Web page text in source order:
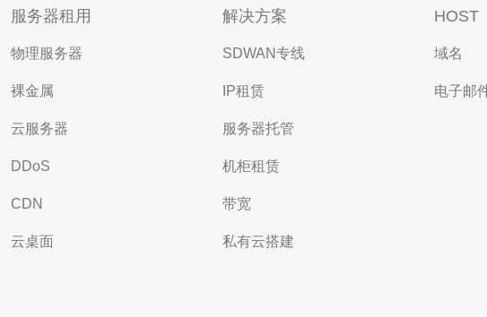
服务器租用
物理服务器
裸金属
云服务器
DDoS
CDN
云桌面
解决方案
SDWAN专线
IP租赁
服务器托管
机柜租赁
带宽
私有云搭建
HOST
域名
电子邮